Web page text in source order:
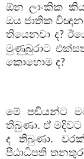
ඕන ලාංකික
ඔය ජාතික
තියෙනවා ද?
මුණුබුරාට
කොහොම ද?
මේ පඬියන්ට
තිබුණා. ඒ
ද තිබුණා.
පීඨාධිපති